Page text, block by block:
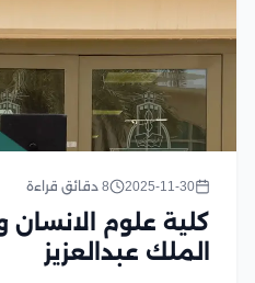
2025-11-30 8 دقائق قراءة
كلية علوم
الملك عبدالعزيز